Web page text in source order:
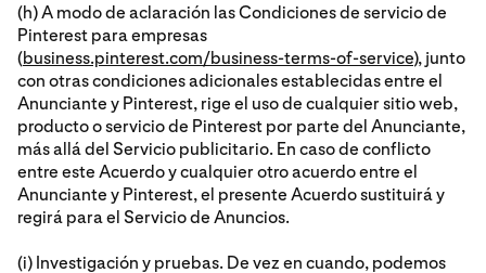
(h) A modo de aclaración las Condiciones de servicio de
Pinterest para empresas
(business.pinterest.com/business-terms-of-service), junto
con otras condiciones adicionales establecidas entre el
Anunciante y Pinterest, rige el uso de cualquier sitio web,
producto o servicio de Pinterest por parte del Anunciante,
más allá del Servicio publicitario. En caso de conflicto
entre este Acuerdo y cualquier otro acuerdo entre el
Anunciante y Pinterest, el presente Acuerdo sustituirá y
regirá para el Servicio de Anuncios.
(i) Investigación y pruebas. De vez en cuando, podemos